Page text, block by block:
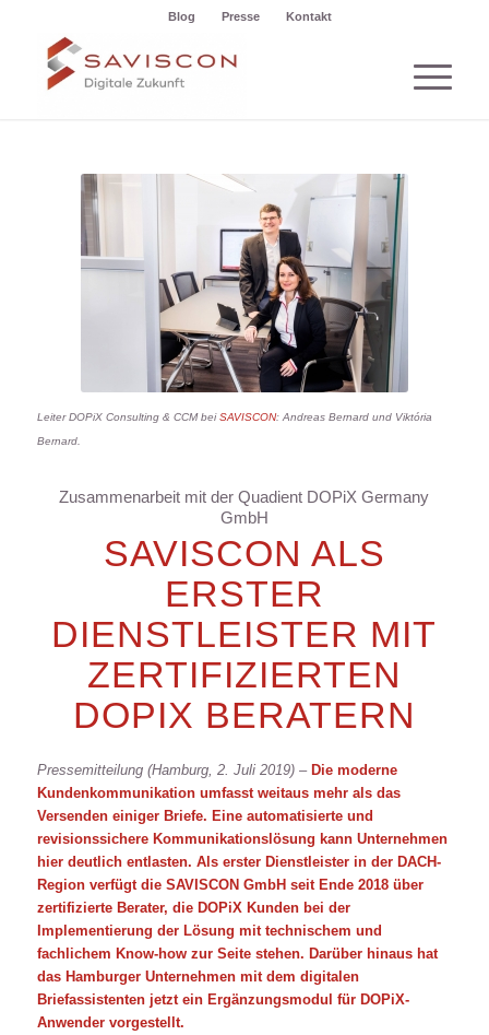
Blog Presse Kontakt
Leiter DOPiX Consulting & CCM beiSAVISCON: Andreas Bernard und Viktória
Bernard.
Zusammenarbeit mit der Quadient DOPiX Germany
GmbH
SAVISCON ALS
ERSTER
DIENSTLEISTER MIT
ZERTIFIZIERTEN
DOPIX BERATERN
Pressemitteilung (Hamburg, 2. Juli 2019) – Die moderne
Kundenkommunikation umfasst weitaus mehr als das
Versenden einiger Briefe. Eine automatisierte und
revisionssichere Kommunikationslösung kann Unternehmen
hier deutlich entlasten. Als erster Dienstleister in der DACH-
Region verfügt die SAVISCON GmbHseit Ende 2018 über
zertifizierte Berater, die DOPiX Kunden bei der
Implementierung der Lösung mit technischem und
fachlichem Know-how zur Seite stehen. Darüber hinaus hat
das Hamburger Unternehmen mit dem digitalen
Briefassistenten jetzt ein Ergänzungsmodul für DOPiX-
Anwender vorgestellt.